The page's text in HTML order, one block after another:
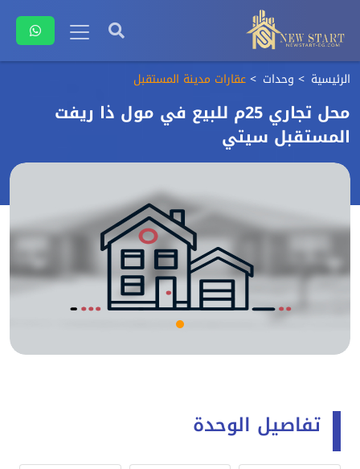
الرئيسية وحدات عقارات مدينة المستقبل
محل تجاري 25م للبيع في مول ذا ريفت
المستقبل سيتي
تفاصيل الوحدة